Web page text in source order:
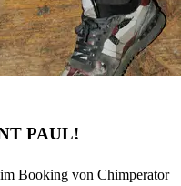
PAUL!
Booking von Chimperator